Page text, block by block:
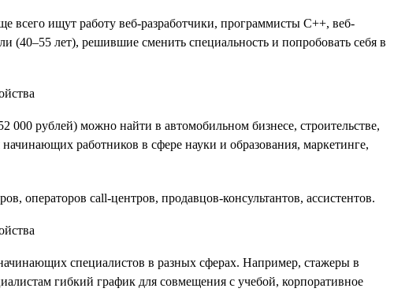
ищут работу веб-разработчики, программисты C++, веб-
(40–55 лет), решившие сменить специальность и попробовать себя в
000 рублей) можно найти в автомобильном бизнесе, строительстве,
работников в сфере науки и образования, маркетинге,
операторов call-центров, продавцов-консультантов, ассистентов.
специалистов в разных сферах. Например, стажеры в
гибкий график для совмещения с учебой, корпоративное